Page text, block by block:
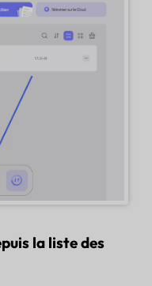
la liste des